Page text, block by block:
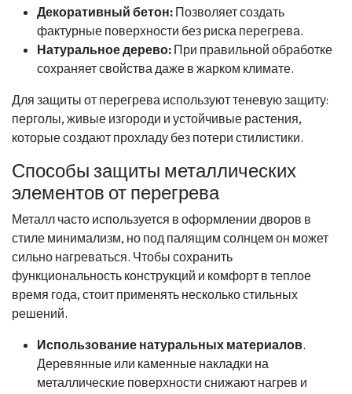
Декоративный бетон: Позволяет создать
фактурные поверхности без риска перегрева.
Натуральное дерево: При правильной обработке
сохраняет свойства даже в жарком климате.
Для защиты от перегрева используют теневую защиту:
перголы, живые изгороди и устойчивые растения,
которые создают прохладу без потери стилистики.
Способы защиты металлических
элементов от перегрева
Металл часто используется в оформлении дворов в
стиле минимализм, но под палящим солнцем он может
сильно нагреваться. Чтобы сохранить
функциональность конструкций и комфорт в теплое
время года, стоит применять несколько стильных
решений.
Использование натуральных материалов.
Деревянные или каменные накладки на
металлические поверхности снижают нагрев и